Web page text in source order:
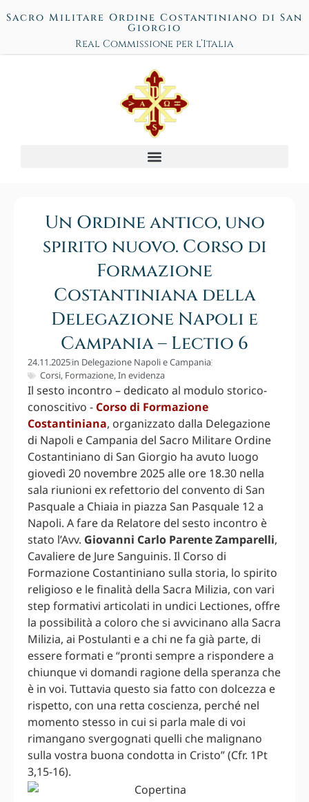
Sacro Militare Ordine Costantiniano di San
Giorgio
Real Commissione per l’Italia
Un Ordine antico, uno
spirito nuovo. Corso di
Formazione
Costantiniana della
Delegazione Napoli e
Campania – Lectio 6
24.11.2025in Delegazione Napoli e Campania
Corsi, Formazione,In evidenza
Il sesto incontro – dedicato al modulo storico-
conoscitivo - Corso di Formazione
Costantiniana, organizzato dalla Delegazione
di Napoli e Campania del Sacro Militare Ordine
Costantiniano di San Giorgio ha avuto luogo
giovedì 20 novembre 2025 alle ore 18.30 nella
sala riunioni ex refettorio del convento di San
Pasquale a Chiaia in piazza San Pasquale 12 a
Napoli. A fare da Relatore del sesto incontro è
stato l’Avv. Giovanni Carlo Parente Zamparelli,
Cavaliere de Jure Sanguinis. Il Corso di
Formazione Costantiniano sulla storia, lo spirito
religioso e le finalità della Sacra Milizia, con vari
step formativi articolati in undici Lectiones, offre
la possibilità a coloro che si avvicinano alla Sacra
Milizia, ai Postulanti e a chi ne fa già parte, di
essere formati e “pronti sempre a rispondere a
chiunque vi domandi ragione della speranza che
è in voi. Tuttavia questo sia fatto con dolcezza e
rispetto, con una retta coscienza, perché nel
momento stesso in cui si parla male di voi
rimangano svergognati quelli che malignano
sulla vostra buona condotta in Cristo” (Cfr. 1Pt
3,15-16).